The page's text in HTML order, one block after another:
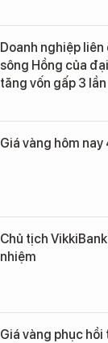
Doanh nghiệp
sông Hồng của
tăng vốn gấp 3 lần
Giá vàng hôm
Chủ tịch
nhiệm
Giá vàng phục